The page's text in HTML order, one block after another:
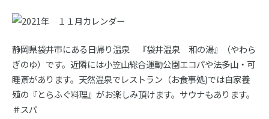
静岡県袋井市にある日帰り温泉 『袋井温泉 和の湯』（やわら
ぎのゆ）です。近隣には小笠山総合運動公園エコパや法多山・可
睡斎があります。天然温泉でレストラン（お食事処)では自家養
殖の『とらふぐ料理』がお楽しみ頂けます。サウナもあります。
＃スパ